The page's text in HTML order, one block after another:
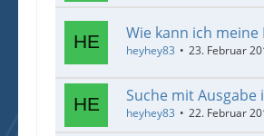
Wie kann ich
heyhey83 23. Februar
Suche mit
heyhey83 22. Februar